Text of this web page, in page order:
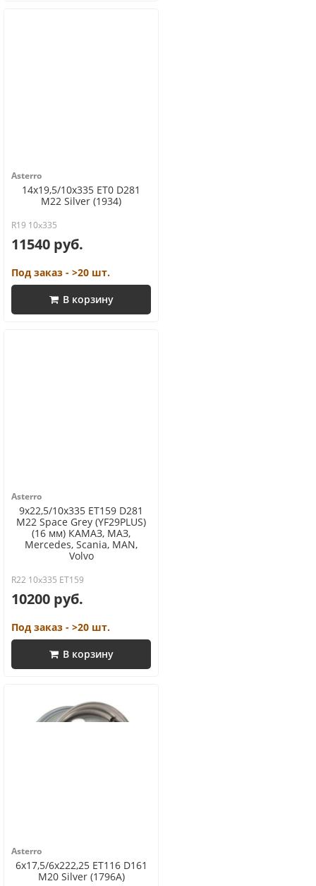
Asterro
14x19,5/10x335 ET0 D281
M22 Silver (1934)
R19 10x335
11540 руб.
Под заказ - >20 шт.
В корзину
Asterro
9x22,5/10x335 ET159 D281
M22 Space Grey (YF29PLUS)
(16 мм) КАМАЗ, МАЗ,
Mercedes, Scania, MAN,
Volvo
R22 10x335 ET159
10200 руб.
Под заказ - >20 шт.
В корзину
Asterro
6x17,5/6x222,25 ET116 D161
M20 Silver (1796A)